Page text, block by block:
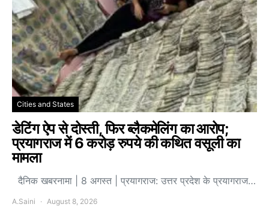
Cities and States
डेटिंग ऐप से दोस्ती, फिर ब्लैकमेलिंग का आरोप;
प्रयागराज में 6 करोड़ रुपये की कथित वसूली का
मामला
दैनिक खबरनामा | 8 अगस्त | प्रयागराज: उत्तर प्रदेश के प्रयागराज…
A.Saini August 8, 2026